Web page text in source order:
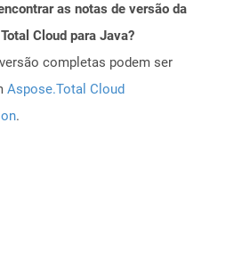
as notas de versão da
Cloud para Java?
completas podem ser
Aspose.Total Cloud
.